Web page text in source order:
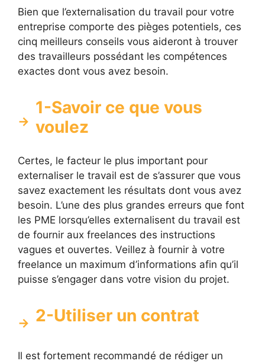
Bien que l’externalisation du travail pour votre
entreprise comporte des pièges potentiels, ces
cinq meilleurs conseils vous aideront à trouver
des travailleurs possédant les compétences
exactes dont vous avez besoin.
1-Savoir ce que vous
voulez
Certes, le facteur le plus important pour
externaliser le travail est de s’assurer que vous
savez exactement les résultats dont vous avez
besoin. L’une des plus grandes erreurs que font
les PME lorsqu’elles externalisent du travail est
de fournir aux freelances des instructions
vagues et ouvertes. Veillez à fournir à votre
freelance un maximum d’informations afin qu’il
puisse s’engager dans votre vision du projet.
2-Utiliser un contrat
Il est fortement recommandé de rédiger un